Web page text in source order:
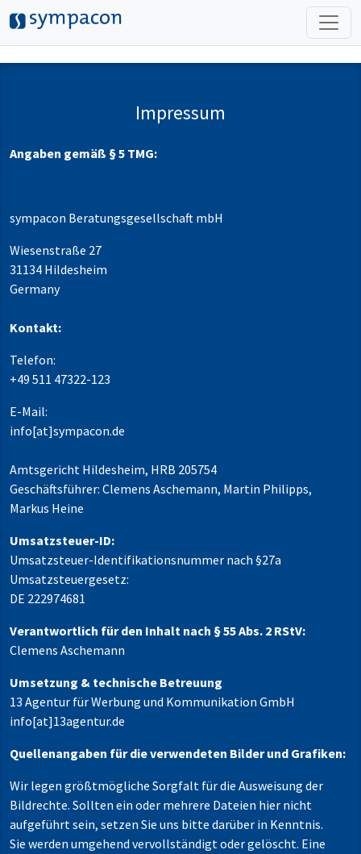
Skip to main content
Impressum
Angaben gemäß § 5 TMG:
sympacon Beratungsgesellschaft mbH
Wiesenstraße 27
31134 Hildesheim
Germany
Kontakt:
Telefon:
+49 511 47322-123
E-Mail:
info[at]sympacon.de
Amtsgericht Hildesheim, HRB 205754
Geschäftsführer: Clemens Aschemann, Martin Philipps,
Markus Heine
Umsatzsteuer-ID:
Umsatzsteuer-Identifikationsnummer nach §27a
Umsatzsteuergesetz:
DE 222974681
Verantwortlich für den Inhalt nach § 55 Abs. 2 RStV:
Clemens Aschemann
Umsetzung & technische Betreuung
13 Agentur für Werbung und Kommunikation GmbH
info[at]13agentur.de
Quellenangaben für die verwendeten Bilder und Grafiken:
Wir legen größtmögliche Sorgfalt für die Ausweisung der
Bildrechte. Sollten ein oder mehrere Dateien hier nicht
aufgeführt sein, setzen Sie uns bitte darüber in Kenntnis.
Sie werden umgehend vervollständigt oder gelöscht. Eine